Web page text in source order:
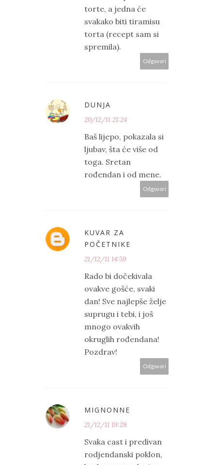
torte, a jedna će
svakako biti tiramisu
torta (recept sam si
spremila).
Odgovori
DUNJA
20/12/11 21:24
Baš lijepo, pokazala si
ljubav, šta će više od
toga. Sretan
rođendan i od mene.
Odgovori
KUVAR ZA
POČETNIKE
21/12/11 14:59
Rado bi dočekivala
ovakve gošće, svaki
dan! Sve najlepše želje
suprugu i tebi, i još
mnogo ovakvih
okruglih rođendana!
Pozdrav!
Odgovori
MIGNONNE
21/12/11 19:28
Svaka cast i predivan
rodjendanski poklon,